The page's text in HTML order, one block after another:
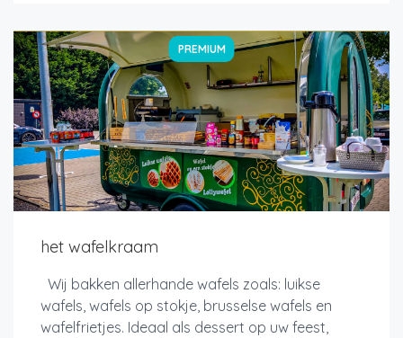
PREMIUM
het wafelkraam
Wij bakken allerhande wafels zoals: luikse
wafels, wafels op stokje, brusselse wafels en
wafelfrietjes. Ideaal als dessert op uw feest,